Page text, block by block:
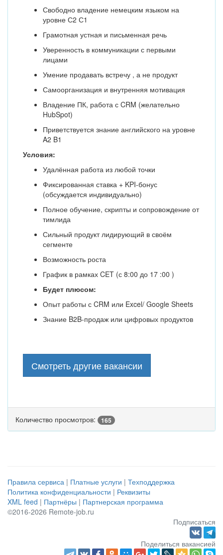
Свободно владение немецким языком на
уровне С2 С1
Грамотная устная и письменная речь
Уверенность в коммуникации с первыми
лицами
Умение продавать встречу , а не продукт
Самоорганизация и внутренняя мотивация
Владение ПК, работа с CRM (желательно
HubSpot)
Приветствуется знание английского на уровне
A2 B1
Условия:
Удалённая работа из любой точки
Фиксированная ставка + KPI-бонус
(обсуждается индивидуально)
Полное обучение, скрипты и сопровождение от
тимлида
Сильный продукт лидирующий в своём
сегменте
Возможность роста
График в рамках CET (с 8:00 до 17 :00 )
Будет плюсом:
Опыт работы с CRM или Excel/ Google Sheets
Знание B2B-продаж или цифровых продуктов
Смотреть другие вакансии
Количество просмотров: 165
Правила сервиса | Платные услуги | Техподдержка
Политика конфиденциальности | Реквизиты
XML feed | Партнёры | Партнерская программа
©2016-2026 Remote-job.ru
Подписаться
Поделиться вакансией